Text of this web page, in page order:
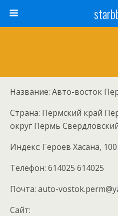
Название: Авто-восток
Страна: Пермский край
округ Пермь
Индекс: Героев Хасана, 100
Телефон: 614025 614025
Почта: auto-
Cайт: